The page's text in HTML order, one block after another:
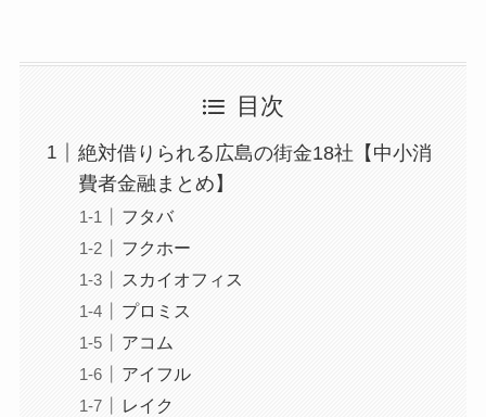
目次
絶対借りられる広島の街金18社【中小消
費者金融まとめ】
フタバ
フクホー
スカイオフィス
プロミス
アコム
アイフル
レイク